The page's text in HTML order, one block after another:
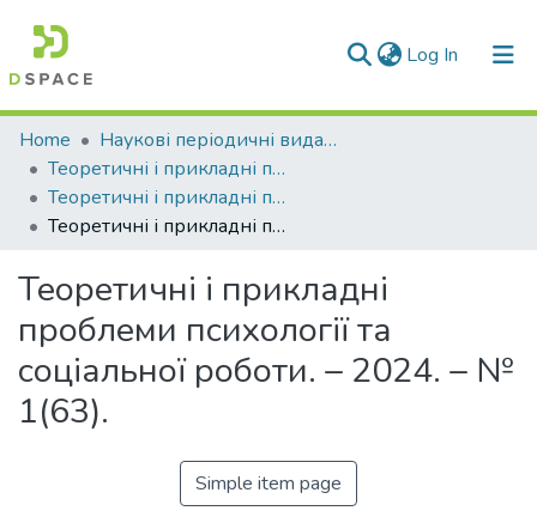
Log In (current)
Communities & Collections
All of DSpace
Statistics
Home
Наукові періодичні видання СНУ ім. В. Даля
Теоретичні і прикладні проблеми психології та соціальної роботи
Теоретичні і прикладні проблеми психології та соціальної роботи. – 2024 р.
Теоретичні і прикладні проблеми психології та соціальної роботи. – 2024. – № 1(63).
Теоретичні і прикладні
проблеми психології та
соціальної роботи. – 2024. – №
1(63).
Simple item page